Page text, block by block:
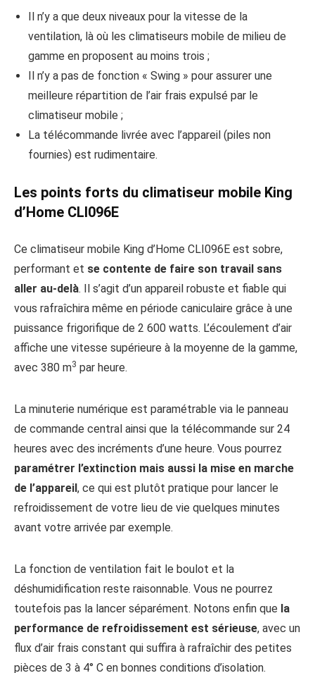
Il n’y a que deux niveaux pour la vitesse de la
ventilation, là où les climatiseurs mobile de milieu de
gamme en proposent au moins trois ;
Il n’y a pas de fonction « Swing » pour assurer une
meilleure répartition de l’air frais expulsé par le
climatiseur mobile ;
La télécommande livrée avec l’appareil (piles non
fournies) est rudimentaire.
Les points forts du climatiseur mobile King
d’Home CLI096E
Ce climatiseur mobile King d’Home CLI096E est sobre,
performant et se contente de faire son travail sans
aller au-delà. Il s’agit d’un appareil robuste et fiable qui
vous rafraîchira même en période caniculaire grâce à une
puissance frigorifique de 2 600 watts. L’écoulement d’air
affiche une vitesse supérieure à la moyenne de la gamme,
avec 380 m3 par heure.
La minuterie numérique est paramétrable via le panneau
de commande central ainsi que la télécommande sur 24
heures avec des incréments d’une heure. Vous pourrez
paramétrer l’extinction mais aussi la mise en marche
de l’appareil , ce qui est plutôt pratique pour lancer le
refroidissement de votre lieu de vie quelques minutes
avant votre arrivée par exemple.
La fonction de ventilation fait le boulot et la
déshumidification reste raisonnable. Vous ne pourrez
toutefois pas la lancer séparément. Notons enfin que la
performance de refroidissement est sérieuse, avec un
flux d’air frais constant qui suffira à rafraîchir des petites
pièces de 3 à 4° C en bonnes conditions d’isolation.